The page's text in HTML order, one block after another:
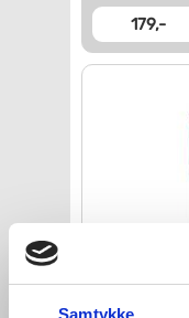
Samtykke
179,-
VM Zink